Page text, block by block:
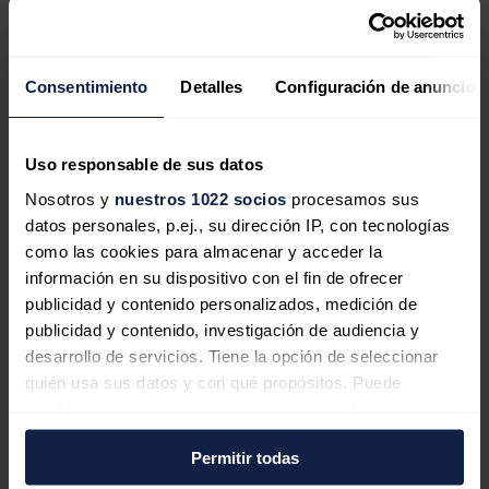
Consentimiento Detalles Configuración de anuncios
Uso responsable de sus datos
Nosotros y nuestros 1022 socios procesamos sus
datos personales, p.ej., su dirección IP, con tecnologías
como las cookies para almacenar y acceder la
información en su dispositivo con el fin de ofrecer
publicidad y contenido personalizados, medición de
publicidad y contenido, investigación de audiencia y
desarrollo de servicios. Tiene la opción de seleccionar
quién usa sus datos y con qué propósitos. Puede
momento desde la Declaración de cookies o clicando en
el Menú de consentimiento.Permitir todas
", ya que -explicó- "el hecho de que
El redactor recomienda
Irán pone en marcha maniobras para
reforzar la defensa aérea en su planta
nuclear de Natanz
Irán da por resuelto el incendio de la
central nuclear de Natanz